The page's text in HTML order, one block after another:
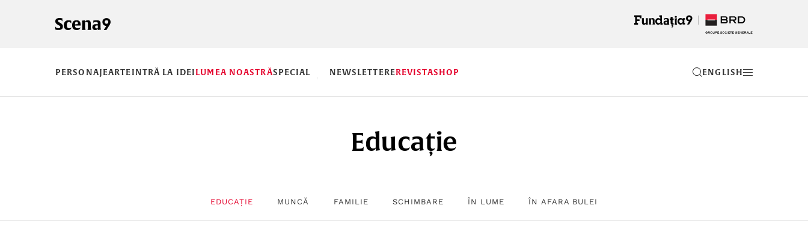
PERSONAJEARTEINTRĂ LA IDEILUMEA NOASTRĂSPECIAL NEWSLETTEREREVISTASHOP EN
Educație
EDUCAȚIE MUNCĂ FAMILIE SCHIMBARE ÎN LUME ÎN AFARA BULEI